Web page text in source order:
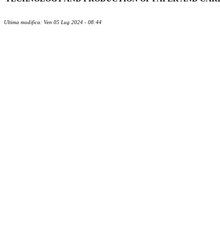
Ultima modifica: Ven 05 Lug 2024 - 08:44